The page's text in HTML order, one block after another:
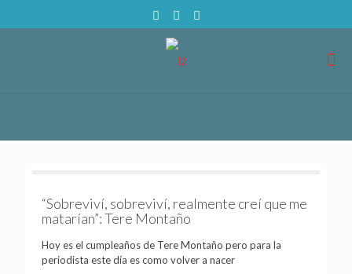
“Sobreviví, sobreviví, realmente creí que me
matarían”: Tere Montaño
Hoy es el cumpleaños de Tere Montaño pero para la
periodista este día es como volver a nacer